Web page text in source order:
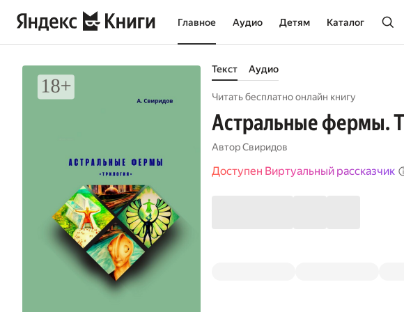
Главное Аудио Детям Каталог
Текст Аудио
Читать бесплатно онлайн книгу
Астральные фермы.
АвторСвиридов
Доступен Виртуальный рассказчик